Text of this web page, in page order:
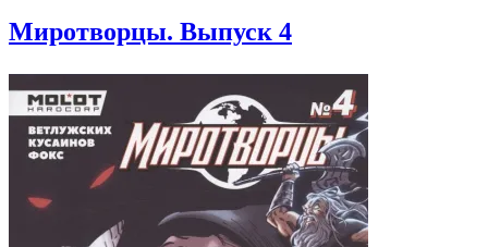
Миротворцы. Выпуск 4